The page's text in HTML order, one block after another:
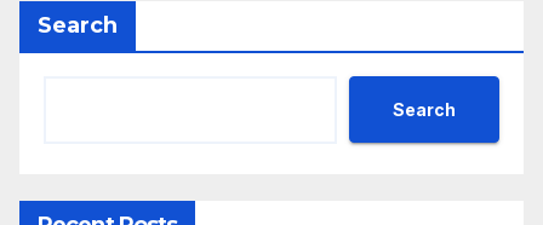
Search
Search